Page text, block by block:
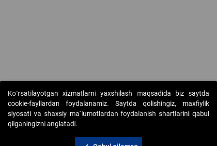
Copyright © 2017-2026. "Elektron onlayn-auksionlarni tashkil etish"
AJ. Barcha huquqlar himoyalangan
Ko`rsatilayotgan xizmatlarni yaxshilash maqsadida biz saytda
cookie-fayllardan foydalanamiz. Saytda qolishingiz, maxfiylik
siyosati va shaxsiy ma`lumotlardan foydalanish shartlarini qabul
qilganingizni anglatadi.